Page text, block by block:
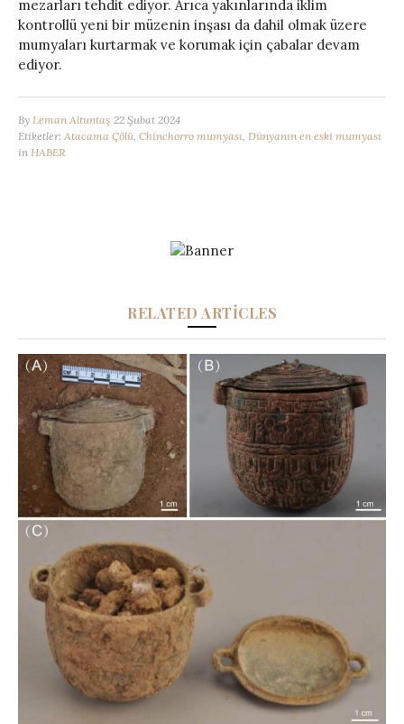
mezarları tehdit ediyor. Arıca yakınlarında iklim
kontrollü yeni bir müzenin inşası da dahil olmak üzere
mumyaları kurtarmak ve korumak için çabalar devam
ediyor.
By Leman Altuntaş 22 Şubat 2024
Etiketler: Atacama Çölü Chinchorro mumyası Dünyanın en eski mumyası
in HABER
RELATED ARTICLES